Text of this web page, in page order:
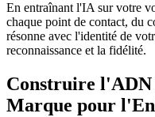
En entraînant l'IA sur votre
chaque point de contact, du
résonne avec l'identité de
reconnaissance et la fidélité.
Construire
Marque pour